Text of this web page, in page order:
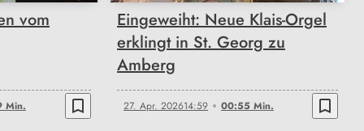
vom
Min. bookmark_border
Eingeweiht: Neue Klais-Orgel
erklingt in St. Georg zu
Amberg
27. Apr. 202614:59 00:55 Min. bookmark_border